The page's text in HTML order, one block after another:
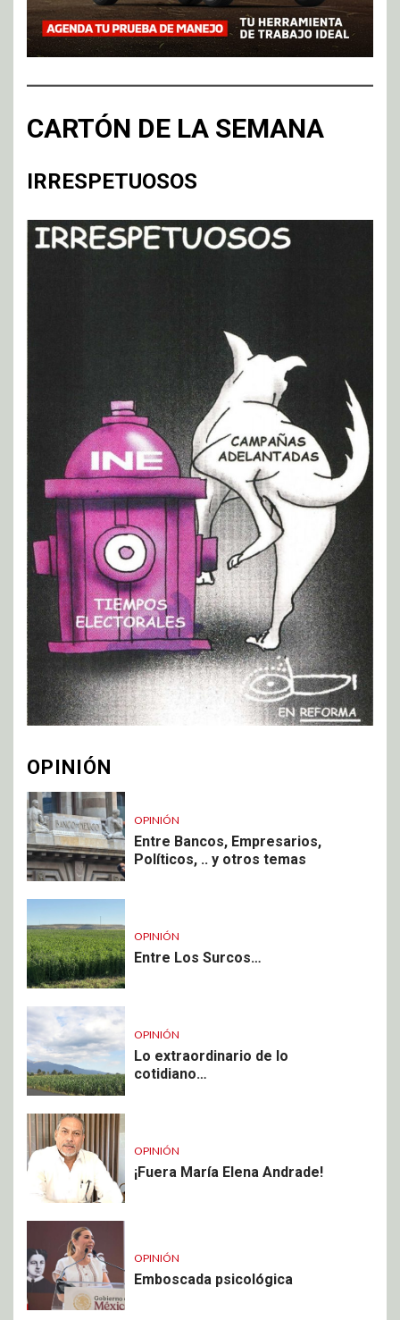
CARTÓN DE LA SEMANA
IRRESPETUOSOS
OPINIÓN
OPINIÓN
Entre Bancos, Empresarios,
Políticos, .. y otros temas
OPINIÓN
Entre Los Surcos…
OPINIÓN
Lo extraordinario de lo
cotidiano…
OPINIÓN
¡Fuera María Elena Andrade!
OPINIÓN
Emboscada psicológica